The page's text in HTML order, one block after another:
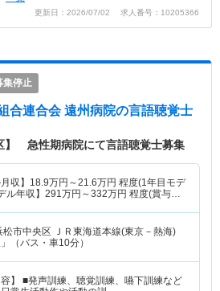
更新日：2026/07/02 求人番号：10205366
集停止
合連合会 遠州病院の言語聴覚士
】 急性期病院にて言語聴覚士募集
収】 18.9万円～21.6万円 程度(1年目モデ
ル年収】 291万円～332万円 程度(賞与込
松市中央区 ＪＲ東海道本線(東京－熱海)
」（バス・車10分）
容】 ■発声訓練、聴覚訓練、嚥下訓練など